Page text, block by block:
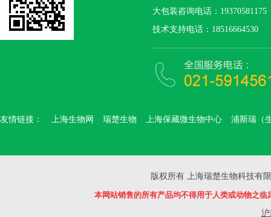
大包装咨询电话：19370581175
技术支持电话：18516664530
友情链接： 上海生物网 瑞楚生物 上海保藏微生物中心 浦斯瑞（
版权所有 上海瑞楚生物科技有
本网站销售的所有产品均不得用于人类或动物之
沪